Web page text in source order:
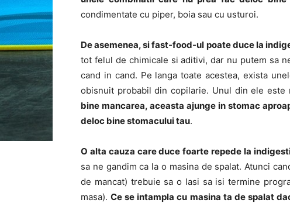
condimentate cu piper, boia sau cu usturoi.
De asemenea, si fast-food-ul poate duce la
tot felul de chimicale si aditivi, dar nu putem sa
cand in cand. Pe langa toate acestea, exista
obisnuit probabil din copilarie. Unul din ele este
bine mancarea, aceasta ajunge in stomac
deloc bine stomacului tau.
O alta cauza care duce foarte repede la
sa ne gandim ca la o masina de spalat. Atunci
de mancat) trebuie sa o lasi sa isi termine
masa).Ce se intampla cu masina ta de spalat